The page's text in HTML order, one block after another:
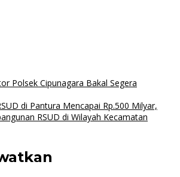
Polsek Cipunagara Bakal Segera
di Pantura Mencapai Rp.500 Milyar,
RSUD di Wilayah Kecamatan